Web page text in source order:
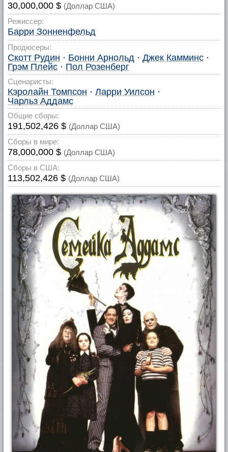
30,000,000 $ (Доллар США)
Режиссер:
Барри Зонненфельд
Продюсеры:
Скотт Рудин · Бонни Арнольд · Джек Камминс ·
Грэм Плейс · Пол Розенберг
Сценаристы:
Кэролайн Томпсон · Ларри Уилсон ·
Чарльз Аддамс
Общие сборы:
191,502,426 $ (Доллар США)
Сборы в мире:
78,000,000 $ (Доллар США)
Сборы в США:
113,502,426 $ (Доллар США)